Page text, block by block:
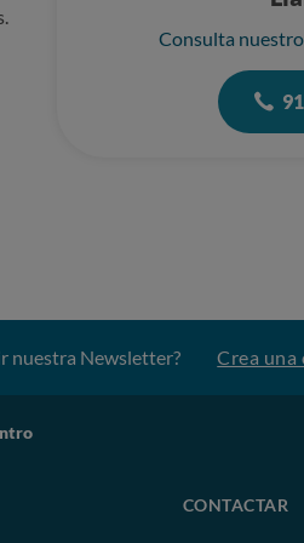
Consulta
nuestra Newsletter? Crea una
CONTACTAR